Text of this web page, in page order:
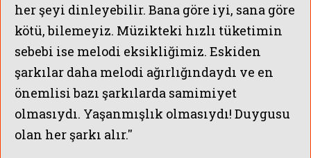
her şeyi dinleyebilir. Bana göre iyi, sana göre
kötü, bilemeyiz. Müzikteki hızlı tüketimin
sebebi ise melodi eksikliğimiz. Eskiden
şarkılar daha melodi ağırlığındaydı ve en
önemlisi bazı şarkılarda samimiyet
olmasıydı. Yaşanmışlık olmasıydı! Duygusu
olan her şarkı alır.''